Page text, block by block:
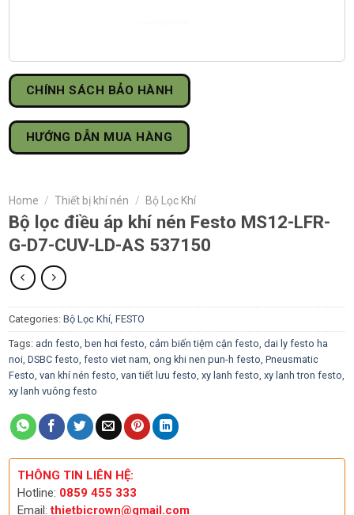
CHÍNH SÁCH BẢO HÀNH
HƯỚNG DẪN MUA HÀNG
Home / Thiết bị khí nén / Bộ Lọc Khí
Bộ lọc điều áp khí nén Festo MS12-LFR-
G-D7-CUV-LD-AS 537150
Categories: Bộ Lọc Khí, FESTO
Tags: adn festo, ben hơi festo, cảm biến tiệm cận festo, dai ly festo ha
noi, DSBC festo, festo viet nam, ong khi nen pun-h festo, Pneusmatic
Festo, van khí nén festo, van tiết lưu festo, xy lanh festo, xy lanh tron festo,
xy lanh vuông festo
THÔNG TIN LIÊN HỆ:
Hotline: 0859 455 333
Email:thietbicrown@gmail.com